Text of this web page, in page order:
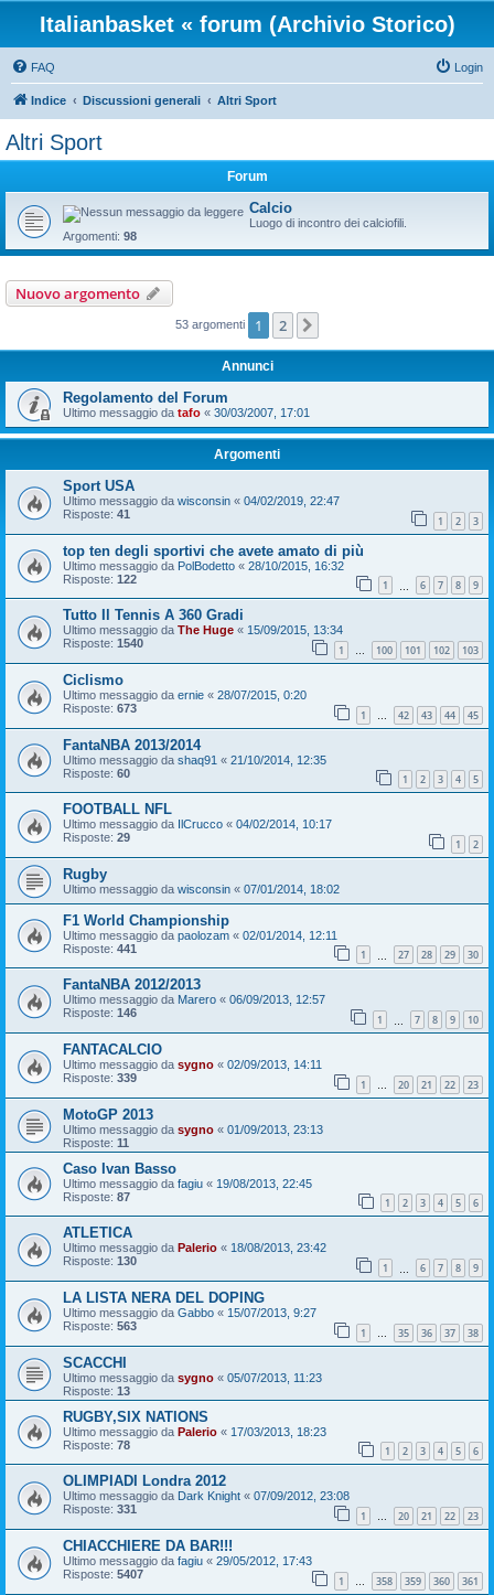
Italianbasket « forum (Archivio Storico)
FAQ Login
Indice Discussioni generali Altri Sport
Altri Sport
Forum
Calcio
Luogo di incontro dei calciofili.
Argomenti: 98
Nuovo argomento
53 argomenti 1 2
Annunci
Regolamento del Forum
Ultimo messaggio da tafo « 30/03/2007, 17:01
Argomenti
Sport USA
Ultimo messaggio da wisconsin « 04/02/2019, 22:47
Risposte: 41 1 2 3
top ten degli sportivi che avete amato di più
Ultimo messaggio da PolBodetto « 28/10/2015, 16:32
Risposte: 122 1 6 7 8 9
Tutto Il Tennis A 360 Gradi
Ultimo messaggio da The Huge « 15/09/2015, 13:34
Risposte: 1540 1 … 100 101 102 103
Ciclismo
Ultimo messaggio da ernie « 28/07/2015, 0:20
Risposte: 673 1 … 42 43 44 45
FantaNBA 2013/2014
Ultimo messaggio da shaq91 « 21/10/2014, 12:35
Risposte: 60 1 2 3 4 5
FOOTBALL NFL
Ultimo messaggio da IlCrucco « 04/02/2014, 10:17
Risposte: 29 1 2
Rugby
Ultimo messaggio da wisconsin « 07/01/2014, 18:02
F1 World Championship
Ultimo messaggio da paolozam « 02/01/2014, 12:11
Risposte: 441 1 27 28 29 30
FantaNBA 2012/2013
Ultimo messaggio da Marero « 06/09/2013, 12:57
Risposte: 146 1 7 8 9 10
FANTACALCIO
Ultimo messaggio da sygno « 02/09/2013, 14:11
Risposte: 339 1 … 20 21 22 23
MotoGP 2013
Ultimo messaggio da sygno « 01/09/2013, 23:13
Risposte: 11
Caso Ivan Basso
Ultimo messaggio da fagiu « 19/08/2013, 22:45
Risposte: 87 1 2 3 4 5 6
ATLETICA
Ultimo messaggio da Palerio « 18/08/2013, 23:42
Risposte: 130 1 6 7 8 9
LA LISTA NERA DEL DOPING
Ultimo messaggio da Gabbo « 15/07/2013, 9:27
Risposte: 563 1 … 35 36 37 38
SCACCHI
Ultimo messaggio da sygno « 05/07/2013, 11:23
Risposte: 13
RUGBY,SIX NATIONS
Ultimo messaggio da Palerio « 17/03/2013, 18:23
Risposte: 78 1 2 3 4 5 6
OLIMPIADI Londra 2012
Ultimo messaggio da Dark Knight « 07/09/2012, 23:08
Risposte: 331 1 … 20 21 22 23
CHIACCHIERE DA BAR!!!
Ultimo messaggio da fagiu « 29/05/2012, 17:43
Risposte: 5407 1 … 358 359 360 361